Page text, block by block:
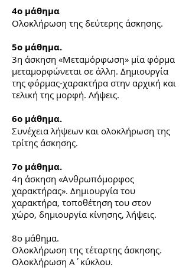
4ο μάθημα
Ολοκλήρωση της δεύτερης άσκησης.
5ο μάθημα.
3η άσκηση «Μεταμόρφωση» μία φόρμα
μεταμορφώνεται σε άλλη. Δημιουργία
της φόρμας-χαρακτήρα στην αρχική και
τελική της μορφή. Λήψεις.
6ο μάθημα.
Συνέχεια λήψεων και ολοκλήρωση της
τρίτης άσκησης.
7ο μάθημα.
4η άσκηση «Ανθρωπόμορφος
χαρακτήρας». Δημιουργία του
χαρακτήρα, τοποθέτηση του στον
χώρο, δημιουργία κίνησης, λήψεις.
8ο μάθημα.
Ολοκλήρωση της τέταρτης άσκησης.
Ολοκλήρωση Α΄κύκλου.